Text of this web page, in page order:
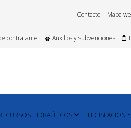
Contacto Mapa
contratante Auxilios y subvenciones
HIDRAÚLICOS LEGISLACIÓN